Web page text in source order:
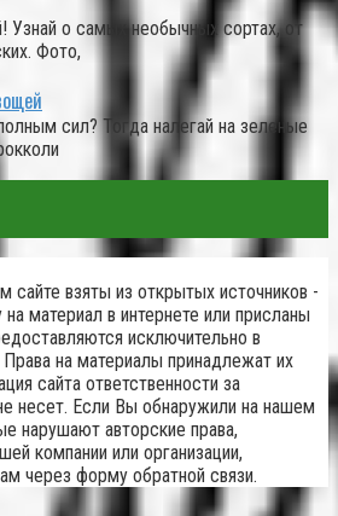
Узнай о самых необычных сортах, от
Фото,
сил? Тогда налегай на зеленые
сайте взяты из открытых источников -
материал в интернете или присланы
исключительно в
на материалы принадлежат их
сайта ответственности за
несет. Если Вы обнаружили на нашем
нарушают авторские права,
компании или организации,
через форму обратной связи.